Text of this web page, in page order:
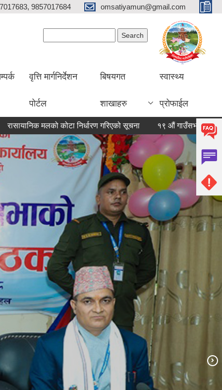
9857017684 omsatiyamun@gmail.com
वृत्ति मार्गनिर्देशन
पोर्टल
बिषयगत
शाखाहरु
स्वास्थ्य
प्रोफाईल
मलको कोटा निर्धारण गरिएको सूचना १९ औं गाउँसभाको निर्णयहरु १९